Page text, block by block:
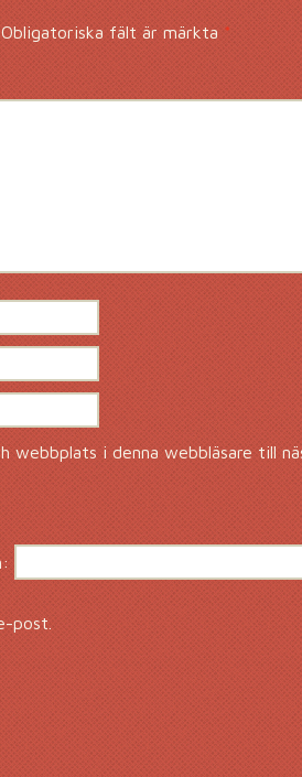
Obligatoriska fält är märkta*
webbplats i denna webbläsare till
post.